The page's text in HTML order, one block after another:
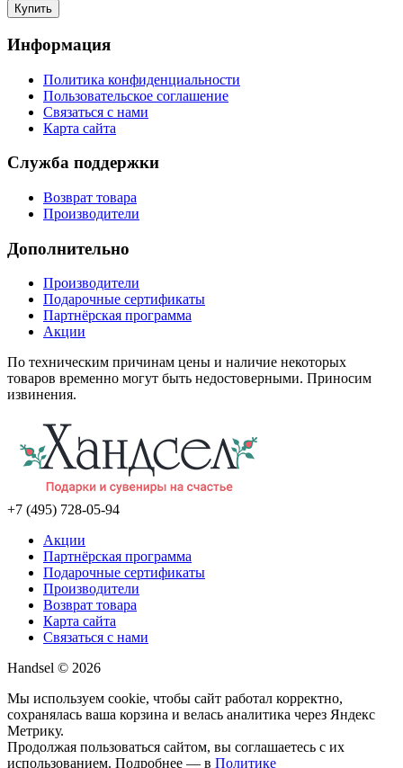
Информация
Политика конфиденциальности
Пользовательское соглашение
Связаться с нами
Карта сайта
Служба поддержки
Возврат товара
Производители
Дополнительно
Производители
Подарочные сертификаты
Партнёрская программа
Акции
По техническим причинам цены и наличие некоторых
товаров временно могут быть недостоверными. Приносим
извинения.
+7 (495) 728-05-94
Акции
Партнёрская программа
Подарочные сертификаты
Производители
Возврат товара
Карта сайта
Связаться с нами
Handsel © 2026
Мы используем cookie, чтобы сайт работал корректно,
сохранялась ваша корзина и велась аналитика через Яндекс
Метрику.
Продолжая пользоваться сайтом, вы соглашаетесь с их
использованием. Подробнее — в Политике